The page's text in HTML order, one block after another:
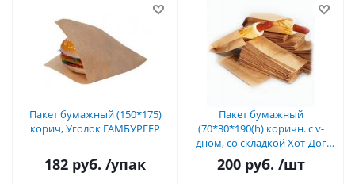
Пакет бумажный (150*175)
корич, Уголок ГАМБУРГЕР
182 руб. /упак
Пакет бумажный
(70*30*190(h) коричн. с v-
дном, со складкой Хот-Дог
франц.
200руб. /шт